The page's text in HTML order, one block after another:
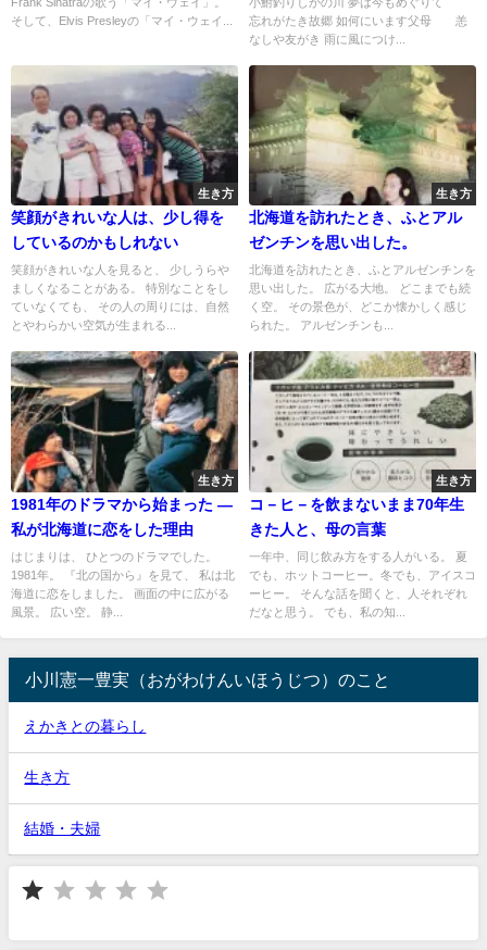
そして、Elvis Presleyの「マイ・ウェイ...
忘れがたき故郷 如何にいます父母 恙
なしや友がき 雨に風につけ...
生き方
笑顔がきれいな人は、少し得を
しているのかもしれない
笑顔がきれいな人を見ると、 少しうらや
ましくなることがある。 特別なことをし
ていなくても、 その人の周りには、自然
とやわらかい空気が生まれる...
生き方
北海道を訪れたとき、ふとアル
ゼンチンを思い出した。
北海道を訪れたとき、ふとアルゼンチンを
思い出した。 広がる大地。 どこまでも続
く空。 その景色が、どこか懐かしく感じ
られた。 アルゼンチンも...
生き方
1981年のドラマから始まった —
私が北海道に恋をした理由
はじまりは、 ひとつのドラマでした。
1981年。 『北の国から』を見て、 私は北
海道に恋をしました。 画面の中に広がる
風景。 広い空。 静...
生き方
コ－ヒ－を飲まないまま70年生
きた人と、母の言葉
一年中、同じ飲み方をする人がいる。 夏
でも、ホットコーヒー。冬でも、アイスコ
ーヒー。 そんな話を聞くと、人それぞれ
だなと思う。 でも、私の知...
小川憲一豊実（おがわけんいほうじつ）のこと
えかきとの暮らし
生き方
結婚・夫婦